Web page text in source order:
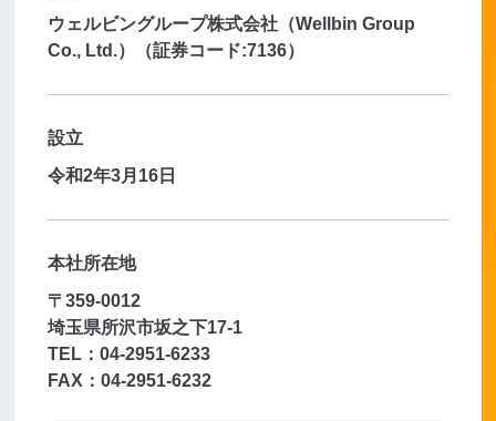
ウェルビングループ株式会社（Wellbin Group
Co., Ltd.）（証券コード:7136）
設立
令和2年3月16日
本社所在地
〒359-0012
埼玉県所沢市坂之下17-1
TEL：04-2951-6233
FAX：04-2951-6232